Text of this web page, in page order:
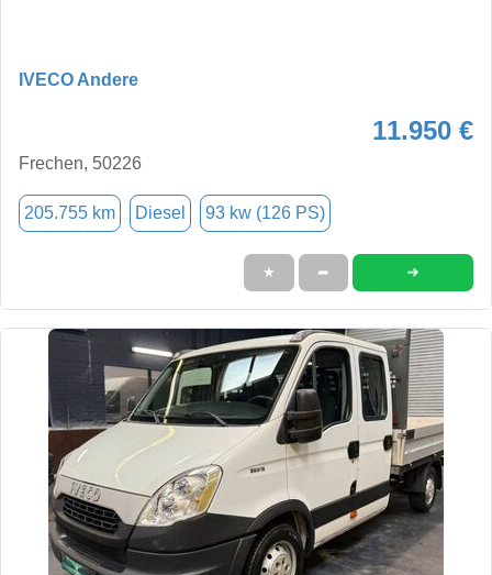
IVECO Andere
11.950 €
Frechen, 50226
205.755 km Diesel 93 kw (126 PS)
★ ➦ ➜